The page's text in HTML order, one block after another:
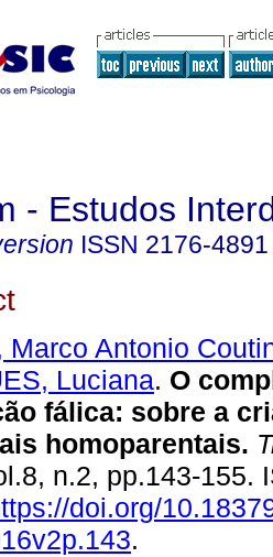
- Estudos
ISSN 2176-4891
Marco Antonio
Luciana. O
fálica: sobre a
homoparentais.
n.2, pp.143-155.
doi.org/
.